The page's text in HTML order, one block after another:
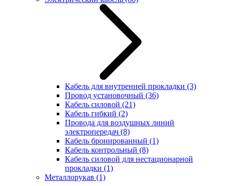
Кабель для внутренней прокладки (3)
Провод установочный (36)
Кабель силовой (21)
Кабель гибкий (2)
Провода для воздушных линий
электропередач (8)
Кабель бронированный (1)
Кабель контрольный (8)
Кабель силовой для нестационарной
прокладки (1)
Металлорукав (1)